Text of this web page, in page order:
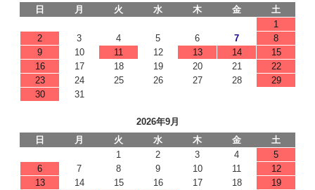
日
月 火 水 木 金
土
1
2
3 4 5 6 7
8
9
10 11 12 13 14
15
16
17 18 19 20 21
22
23
24 25 26 27 28
29
30
31
2026年9月
日
月 火 水 木 金
土
1
2 3 4
5
6
7 8 9 10 11
12
13
14 15 16 17 18
19